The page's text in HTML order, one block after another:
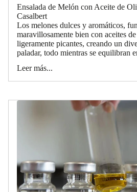
Ensalada de Melón con Aceite de
Casalbert
Los melones dulces y aromáticos,
maravillosamente bien con aceites
ligeramente picantes, creando un
paladar, todo mientras se equilibran
Leer más...